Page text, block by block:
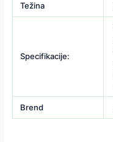
Težina
Specifikacije:
Brend